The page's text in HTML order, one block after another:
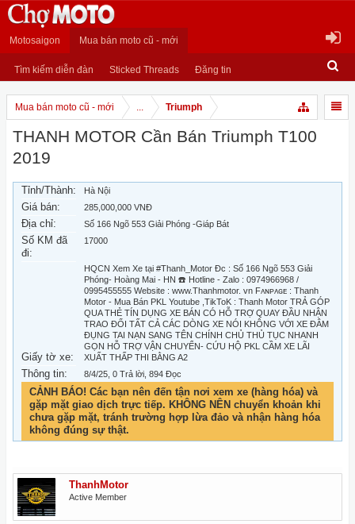
Motosaigon Mua bán moto cũ - mới
Tìm kiếm diễn đàn Sticked Threads Đăng tin
Mua bán moto cũ - mới ... Triumph
THANH MOTOR Cần Bán Triumph T100
2019
Tỉnh/Thành: Hà Nội
Giá bán: 285,000,000 VNĐ
Địa chỉ: Số 166 Ngõ 553 Giải Phóng -Giáp Bát
Số KM đã
đi:
17000
Giấy tờ xe:
HQCN Xem Xe tại #Thanh_Motor Đc : Số 166 Ngõ 553 Giải
Phóng- Hoàng Mai - HN ☎️ Hotline - Zalo : 0974966968 /
0995455555 Website : www.Thanhmotor. vn Fᴀɴᴘᴀɢᴇ : Thanh
Motor - Mua Bán PKL Youtube ,TikToK : Thanh Motor TRẢ GÓP
QUA THẺ TÍN DỤNG XE BÁN CÓ HỖ TRỢ QUAY ĐẦU NHẬN
TRAO ĐỔI TẤT CẢ CÁC DÒNG XE NÓI KHÔNG VỚI XE ĐÂM
ĐỤNG TAI NẠN SANG TÊN CHÍNH CHỦ THỦ TỤC NHANH
GỌN HỖ TRỢ VẬN CHUYỂN- CỨU HỘ PKL CẦM XE LÃI
XUẤT THẤP THI BẰNG A2
Thông tin: 8/4/25 , 0 Trả lời, 894 Đọc
CẢNH BÁO! Các bạn nên đến tận nơi xem xe (hàng hóa) và
gặp mặt giao dịch trực tiếp. KHÔNG NÊN chuyển khoản khi
chưa gặp mặt, tránh trường hợp lừa đảo và nhận hàng hóa
không đúng sự thật.
ThanhMotor
Active Member